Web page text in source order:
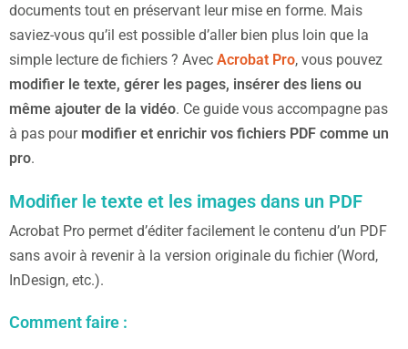
documents tout en préservant leur mise en forme. Mais
saviez-vous qu’il est possible d’aller bien plus loin que la
simple lecture de fichiers ? Avec Acrobat Pro, vous pouvez
modifier le texte, gérer les pages, insérer des liens ou
même ajouter de la vidéo. Ce guide vous accompagne pas
à pas pour modifier et enrichir vos fichiers PDF comme un
pro.
Modifier le texte et les images dans un PDF
Acrobat Pro permet d’éditer facilement le contenu d’un PDF
sans avoir à revenir à la version originale du fichier (Word,
InDesign, etc.).
Comment faire :